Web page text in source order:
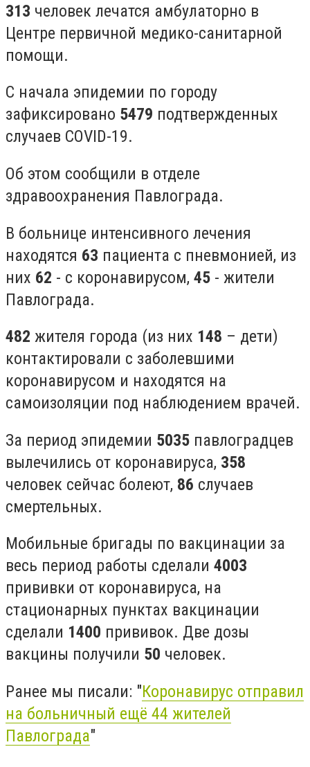
313 человек лечатся амбулаторно в
Центре первичной медико-санитарной
помощи.
С начала эпидемии по городу
зафиксировано 5479 подтвержденных
случаев COVID-19.
Об этом сообщили в отделе
здравоохранения Павлограда.
В больнице интенсивного лечения
находятся 63 пациента с пневмонией, из
них 62 - с коронавирусом, 45 - жители
Павлограда.
482 жителя города (из них 148 – дети)
контактировали с заболевшими
коронавирусом и находятся на
самоизоляции под наблюдением врачей.
За период эпидемии 5035 павлоградцев
вылечились от коронавируса, 358
человек сейчас болеют, 86 случаев
смертельных.
Мобильные бригады по вакцинации за
весь период работы сделали 4003
прививки от коронавируса, на
стационарных пунктах вакцинации
сделали 1400 прививок. Две дозы
вакцины получили 50 человек.
Ранее мы писали: "Коронавирус отправил
на больничный ещё 44 жителей
Павлограда"